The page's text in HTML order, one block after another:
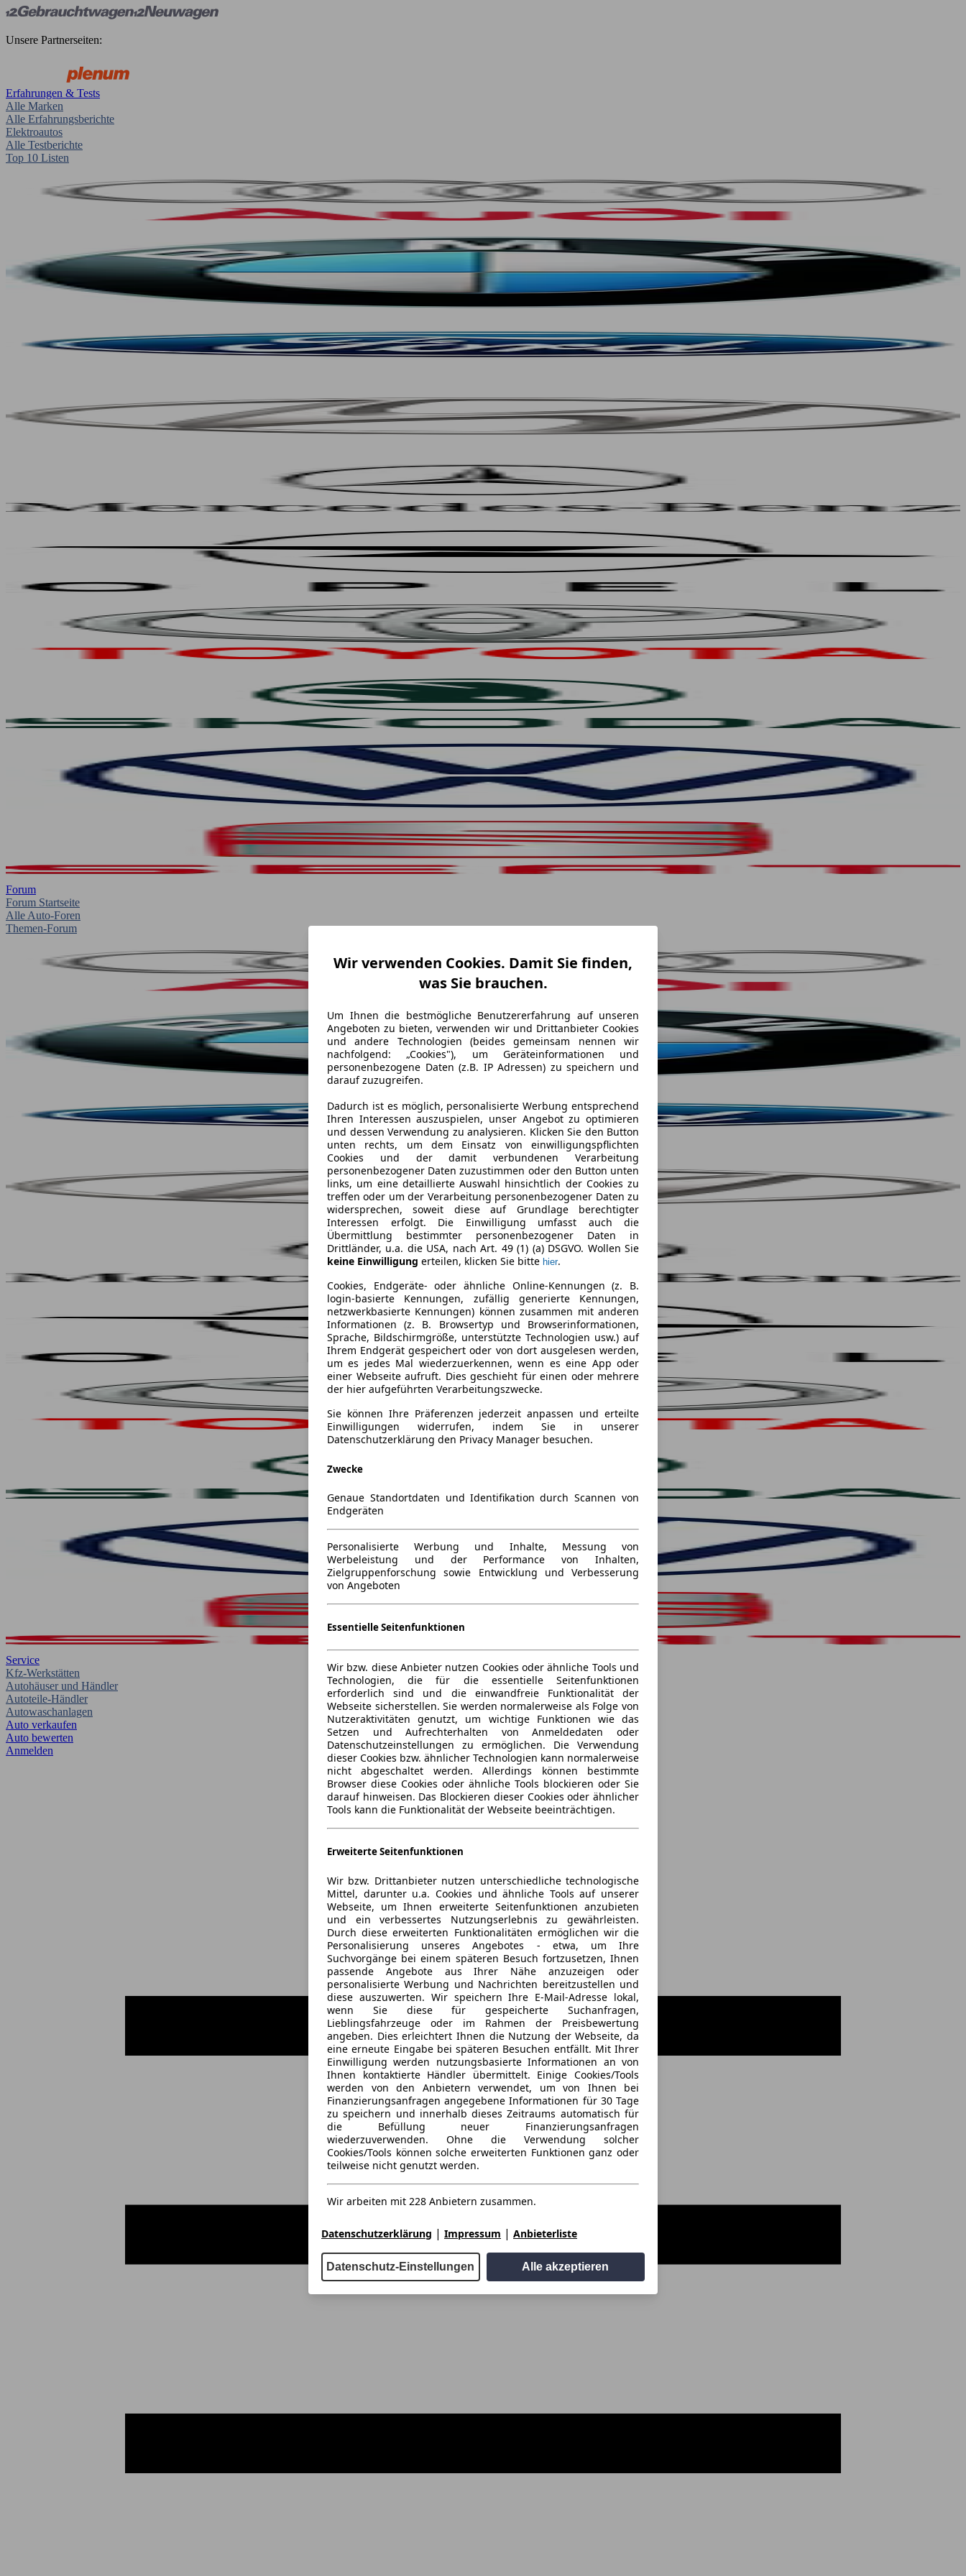
Unsere Partnerseiten:
Erfahrungen & Tests
Alle Marken
Alle Erfahrungsberichte
Elektroautos
Alle Testberichte
Top 10 Listen
Forum
Forum Startseite
Alle Auto-Foren
Themen-Forum
Service
Kfz-Werkstätten
Autohäuser und Händler
Autoteile-Händler
Autowaschanlagen
Auto verkaufen
Auto bewerten
Anmelden
Wir verwenden Cookies. Damit Sie finden,
was Sie brauchen.
Um Ihnen die bestmögliche Benutzererfahrung auf unseren
Angeboten zu bieten, verwenden wir und Drittanbieter Cookies
und andere Technologien (beides gemeinsam nennen wir
nachfolgend: „Cookies"), um Geräteinformationen und
personenbezogene Daten (z.B. IP Adressen) zu speichern und
darauf zuzugreifen.
Dadurch ist es möglich, personalisierte Werbung entsprechend
Ihren Interessen auszuspielen, unser Angebot zu optimieren
und dessen Verwendung zu analysieren. Klicken Sie den Button
unten rechts, um dem Einsatz von einwilligungspflichten
Cookies und der damit verbundenen Verarbeitung
personenbezogener Daten zuzustimmen oder den Button unten
links, um eine detaillierte Auswahl hinsichtlich der Cookies zu
treffen oder um der Verarbeitung personenbezogener Daten zu
widersprechen, soweit diese auf Grundlage berechtigter
Interessen erfolgt. Die Einwilligung umfasst auch die
Übermittlung bestimmter personenbezogener Daten in
Drittländer, u.a. die USA, nach Art. 49 (1) (a) DSGVO. Wollen Sie
keine Einwilligung erteilen, klicken Sie bitte hier.
Cookies, Endgeräte- oder ähnliche Online-Kennungen (z. B.
login-basierte Kennungen, zufällig generierte Kennungen,
netzwerkbasierte Kennungen) können zusammen mit anderen
Informationen (z. B. Browsertyp und Browserinformationen,
Sprache, Bildschirmgröße, unterstützte Technologien usw.) auf
Ihrem Endgerät gespeichert oder von dort ausgelesen werden,
um es jedes Mal wiederzuerkennen, wenn es eine App oder
einer Webseite aufruft. Dies geschieht für einen oder mehrere
der hier aufgeführten Verarbeitungszwecke.
Sie können Ihre Präferenzen jederzeit anpassen und erteilte
Einwilligungen widerrufen, indem Sie in unserer
Datenschutzerklärung den Privacy Manager besuchen.
Zwecke
Genaue Standortdaten und Identifikation durch Scannen von
Endgeräten
Personalisierte Werbung und Inhalte, Messung von
Werbeleistung und der Performance von Inhalten,
Zielgruppenforschung sowie Entwicklung und Verbesserung
von Angeboten
Essentielle Seitenfunktionen
Wir bzw. diese Anbieter nutzen Cookies oder ähnliche Tools und
Technologien, die für die essentielle Seitenfunktionen
erforderlich sind und die einwandfreie Funktionalität der
Webseite sicherstellen. Sie werden normalerweise als Folge von
Nutzeraktivitäten genutzt, um wichtige Funktionen wie das
Setzen und Aufrechterhalten von Anmeldedaten oder
Datenschutzeinstellungen zu ermöglichen. Die Verwendung
dieser Cookies bzw. ähnlicher Technologien kann normalerweise
nicht abgeschaltet werden. Allerdings können bestimmte
Browser diese Cookies oder ähnliche Tools blockieren oder Sie
darauf hinweisen. Das Blockieren dieser Cookies oder ähnlicher
Tools kann die Funktionalität der Webseite beeinträchtigen.
Erweiterte Seitenfunktionen
Wir bzw. Drittanbieter nutzen unterschiedliche technologische
Mittel, darunter u.a. Cookies und ähnliche Tools auf unserer
Webseite, um Ihnen erweiterte Seitenfunktionen anzubieten
und ein verbessertes Nutzungserlebnis zu gewährleisten.
Durch diese erweiterten Funktionalitäten ermöglichen wir die
Personalisierung unseres Angebotes - etwa, um Ihre
Suchvorgänge bei einem späteren Besuch fortzusetzen, Ihnen
passende Angebote aus Ihrer Nähe anzuzeigen oder
personalisierte Werbung und Nachrichten bereitzustellen und
diese auszuwerten. Wir speichern Ihre E-Mail-Adresse lokal,
wenn Sie diese für gespeicherte Suchanfragen,
Lieblingsfahrzeuge oder im Rahmen der Preisbewertung
angeben. Dies erleichtert Ihnen die Nutzung der Webseite, da
eine erneute Eingabe bei späteren Besuchen entfällt. Mit Ihrer
Einwilligung werden nutzungsbasierte Informationen an von
Ihnen kontaktierte Händler übermittelt. Einige Cookies/Tools
werden von den Anbietern verwendet, um von Ihnen bei
Finanzierungsanfragen angegebene Informationen für 30 Tage
zu speichern und innerhalb dieses Zeitraums automatisch für
die Befüllung neuer Finanzierungsanfragen
wiederzuverwenden. Ohne die Verwendung solcher
Cookies/Tools können solche erweiterten Funktionen ganz oder
teilweise nicht genutzt werden.
Wir arbeiten mit 228 Anbietern zusammen.
Datenschutzerklärung | Impressum | Anbieterliste
Datenschutz-Einstellungen Alle akzeptieren